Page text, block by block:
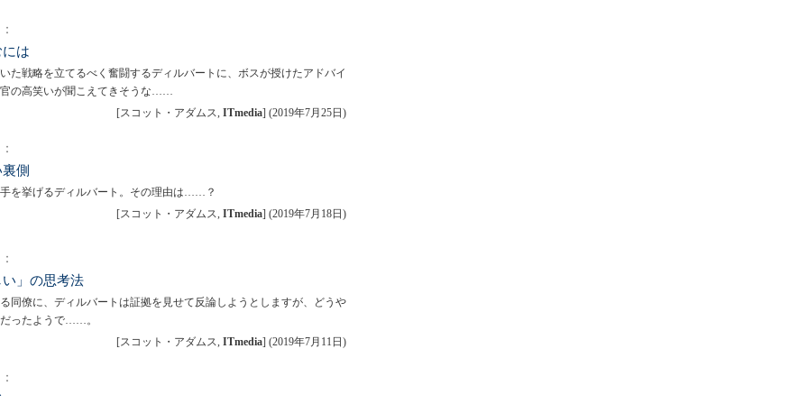
は
た戦略を立てるべく奮闘するディルバートに、ボスが授けたアドバイ
の高笑いが聞こえてきそうな……
[スコット・アダムス, ITmedia] (2019年7月25日 )
側
を挙げるディルバート。その理由は……？
[スコット・アダムス, ITmedia] (2019年7月18日 )
」の思考法
同僚に、ディルバートは証拠を見せて反論しようとしますが、どうや
ったようで……。
[スコット・アダムス, ITmedia] (2019年7月11日 )